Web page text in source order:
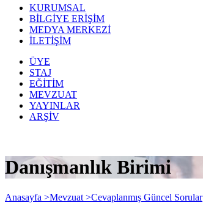
KURUMSAL
BİLGİYE ERİŞİM
MEDYA MERKEZİ
İLETİŞİM
ÜYE
STAJ
EĞİTİM
MEVZUAT
YAYINLAR
ARŞİV
Danışmanlık Birimi
Anasayfa >Mevzuat >Cevaplanmış Güncel Sorular